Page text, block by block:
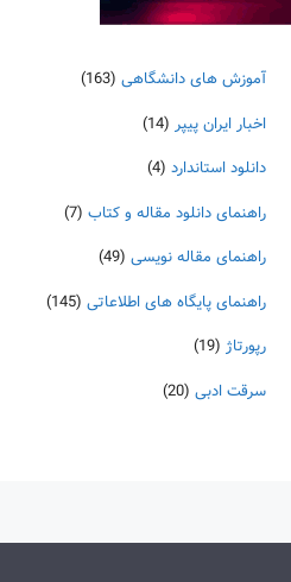
آموزش های دانشگاهی (163)
اخبار ایران پیپر (14)
دانلود استاندارد (4)
راهنمای دانلود مقاله و کتاب (7)
راهنمای مقاله نویسی (49)
راهنمای پایگاه های اطلاعاتی (145)
رپورتاژ (19)
سرقت ادبی (20)